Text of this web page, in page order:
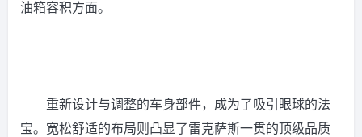
油箱容积方面。
重新设计与调整的车身部件，成为了吸引眼球的法
宝。宽松舒适的布局则凸显了雷克萨斯一贯的顶级品质